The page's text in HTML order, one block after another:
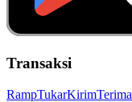
Transaksi
RampTukarKirimTerima